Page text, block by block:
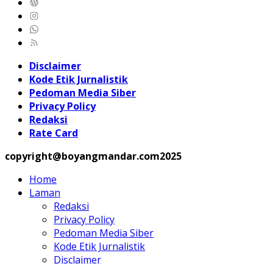
Disclaimer
Kode Etik Jurnalistik
Pedoman Media Siber
Privacy Policy
Redaksi
Rate Card
copyright@boyangmandar.com2025
Home
Laman
Redaksi
Privacy Policy
Pedoman Media Siber
Kode Etik Jurnalistik
Disclaimer